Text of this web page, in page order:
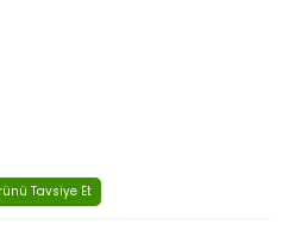
Tavsiye Et